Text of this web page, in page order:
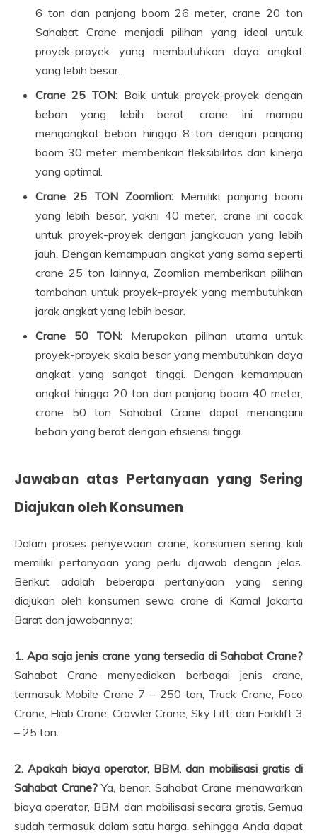
6 ton dan panjang boom 26 meter, crane 20 ton
Sahabat Crane menjadi pilihan yang ideal untuk
proyek-proyek yang membutuhkan daya angkat
yang lebih besar.
Crane 25 TON: Baik untuk proyek-proyek dengan
beban yang lebih berat, crane ini mampu
mengangkat beban hingga 8 ton dengan panjang
boom 30 meter, memberikan fleksibilitas dan kinerja
yang optimal.
Crane 25 TON Zoomlion: Memiliki panjang boom
yang lebih besar, yakni 40 meter, crane ini cocok
untuk proyek-proyek dengan jangkauan yang lebih
jauh. Dengan kemampuan angkat yang sama seperti
crane 25 ton lainnya, Zoomlion memberikan pilihan
tambahan untuk proyek-proyek yang membutuhkan
jarak angkat yang lebih besar.
Crane 50 TON: Merupakan pilihan utama untuk
proyek-proyek skala besar yang membutuhkan daya
angkat yang sangat tinggi. Dengan kemampuan
angkat hingga 20 ton dan panjang boom 40 meter,
crane 50 ton Sahabat Crane dapat menangani
beban yang berat dengan efisiensi tinggi.
Jawaban atas Pertanyaan yang Sering
Diajukan oleh Konsumen
Dalam proses penyewaan crane, konsumen sering kali
memiliki pertanyaan yang perlu dijawab dengan jelas.
Berikut adalah beberapa pertanyaan yang sering
diajukan oleh konsumen sewa crane di Kamal Jakarta
Barat dan jawabannya:
1. Apa saja jenis crane yang tersedia di Sahabat Crane?
Sahabat Crane menyediakan berbagai jenis crane,
termasuk Mobile Crane 7 – 250 ton, Truck Crane, Foco
Crane, Hiab Crane, Crawler Crane, Sky Lift, dan Forklift 3
– 25 ton.
2. Apakah biaya operator, BBM, dan mobilisasi gratis di
Sahabat Crane?Ya, benar. Sahabat Crane menawarkan
biaya operator, BBM, dan mobilisasi secara gratis. Semua
sudah termasuk dalam satu harga, sehingga Anda dapat